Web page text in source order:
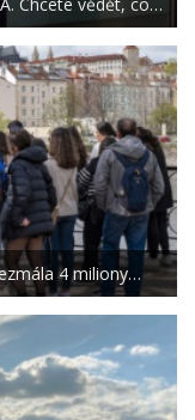
Chcete vědět, co…
4 miliony…